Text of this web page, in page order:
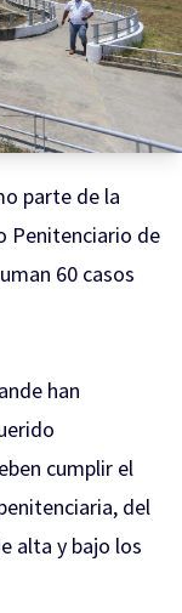
parte de la
Penitenciario de
60 casos
han
cumplir el
del
alta y bajo los